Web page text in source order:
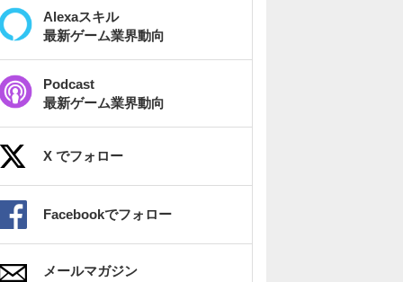
Alexaスキル
最新ゲーム業界動向
Podcast
最新ゲーム業界動向
X でフォロー
Facebookでフォロー
メールマガジン